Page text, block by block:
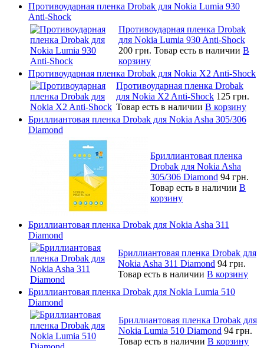
Противоударная пленка Drobak для Nokia Lumia 930
Anti-Shock
Противоударная пленка Drobak
для Nokia Lumia 930 Anti-Shock
200 грн. Товар есть в наличии В
корзину
Противоударная пленка Drobak для Nokia X2 Anti-Shock
Противоударная пленка Drobak
для Nokia X2 Anti-Shock 125 грн.
Товар есть в наличии В корзину
Бриллиантовая пленка Drobak для Nokia Asha 305/306
Diamond
Бриллиантовая пленка
Drobak для Nokia Asha
305/306 Diamond 94 грн.
Товар есть в наличии В
корзину
Бриллиантовая пленка Drobak для Nokia Asha 311
Diamond
Бриллиантовая пленка Drobak для
Nokia Asha 311 Diamond 94 грн.
Товар есть в наличии В корзину
Бриллиантовая пленка Drobak для Nokia Lumia 510
Diamond
Бриллиантовая пленка Drobak для
Nokia Lumia 510 Diamond 94 грн.
Товар есть в наличии В корзину